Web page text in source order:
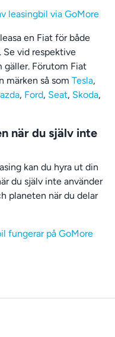
leasingbil via GoMore
en Fiat för både
Se vid respektive
gäller. Förutom Fiat
märken så som Tesla,
, Ford, Seat, Skoda,
när du själv inte
kan du hyra ut din
du själv inte använder
planeten när du delar
fungerar på GoMore